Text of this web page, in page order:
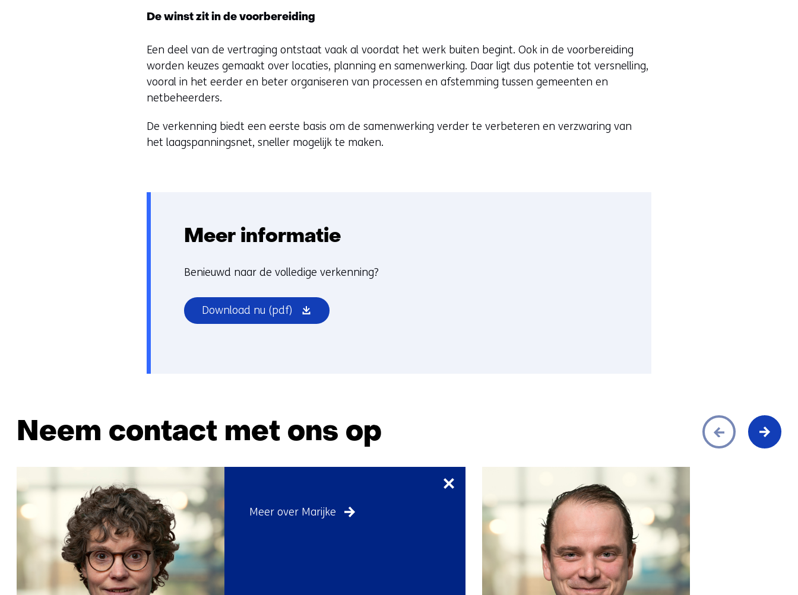
De winst zit in de voorbereiding
Een deel van de vertraging ontstaat vaak al voordat het werk buiten begint. Ook in de voorbereiding
worden keuzes gemaakt over locaties, planning en samenwerking. Daar ligt dus potentie tot versnelling,
vooral in het eerder en beter organiseren van processen en afstemming tussen gemeenten en
netbeheerders.
De verkenning biedt een eerste basis om de samenwerking verder te verbeteren en verzwaring van
het laagspanningsnet, sneller mogelijk te maken.
Meer informatie
Benieuwd naar de volledige verkenning?
Download nu (pdf) (opent
in
Neem contact met ons op
Meer over Marijke